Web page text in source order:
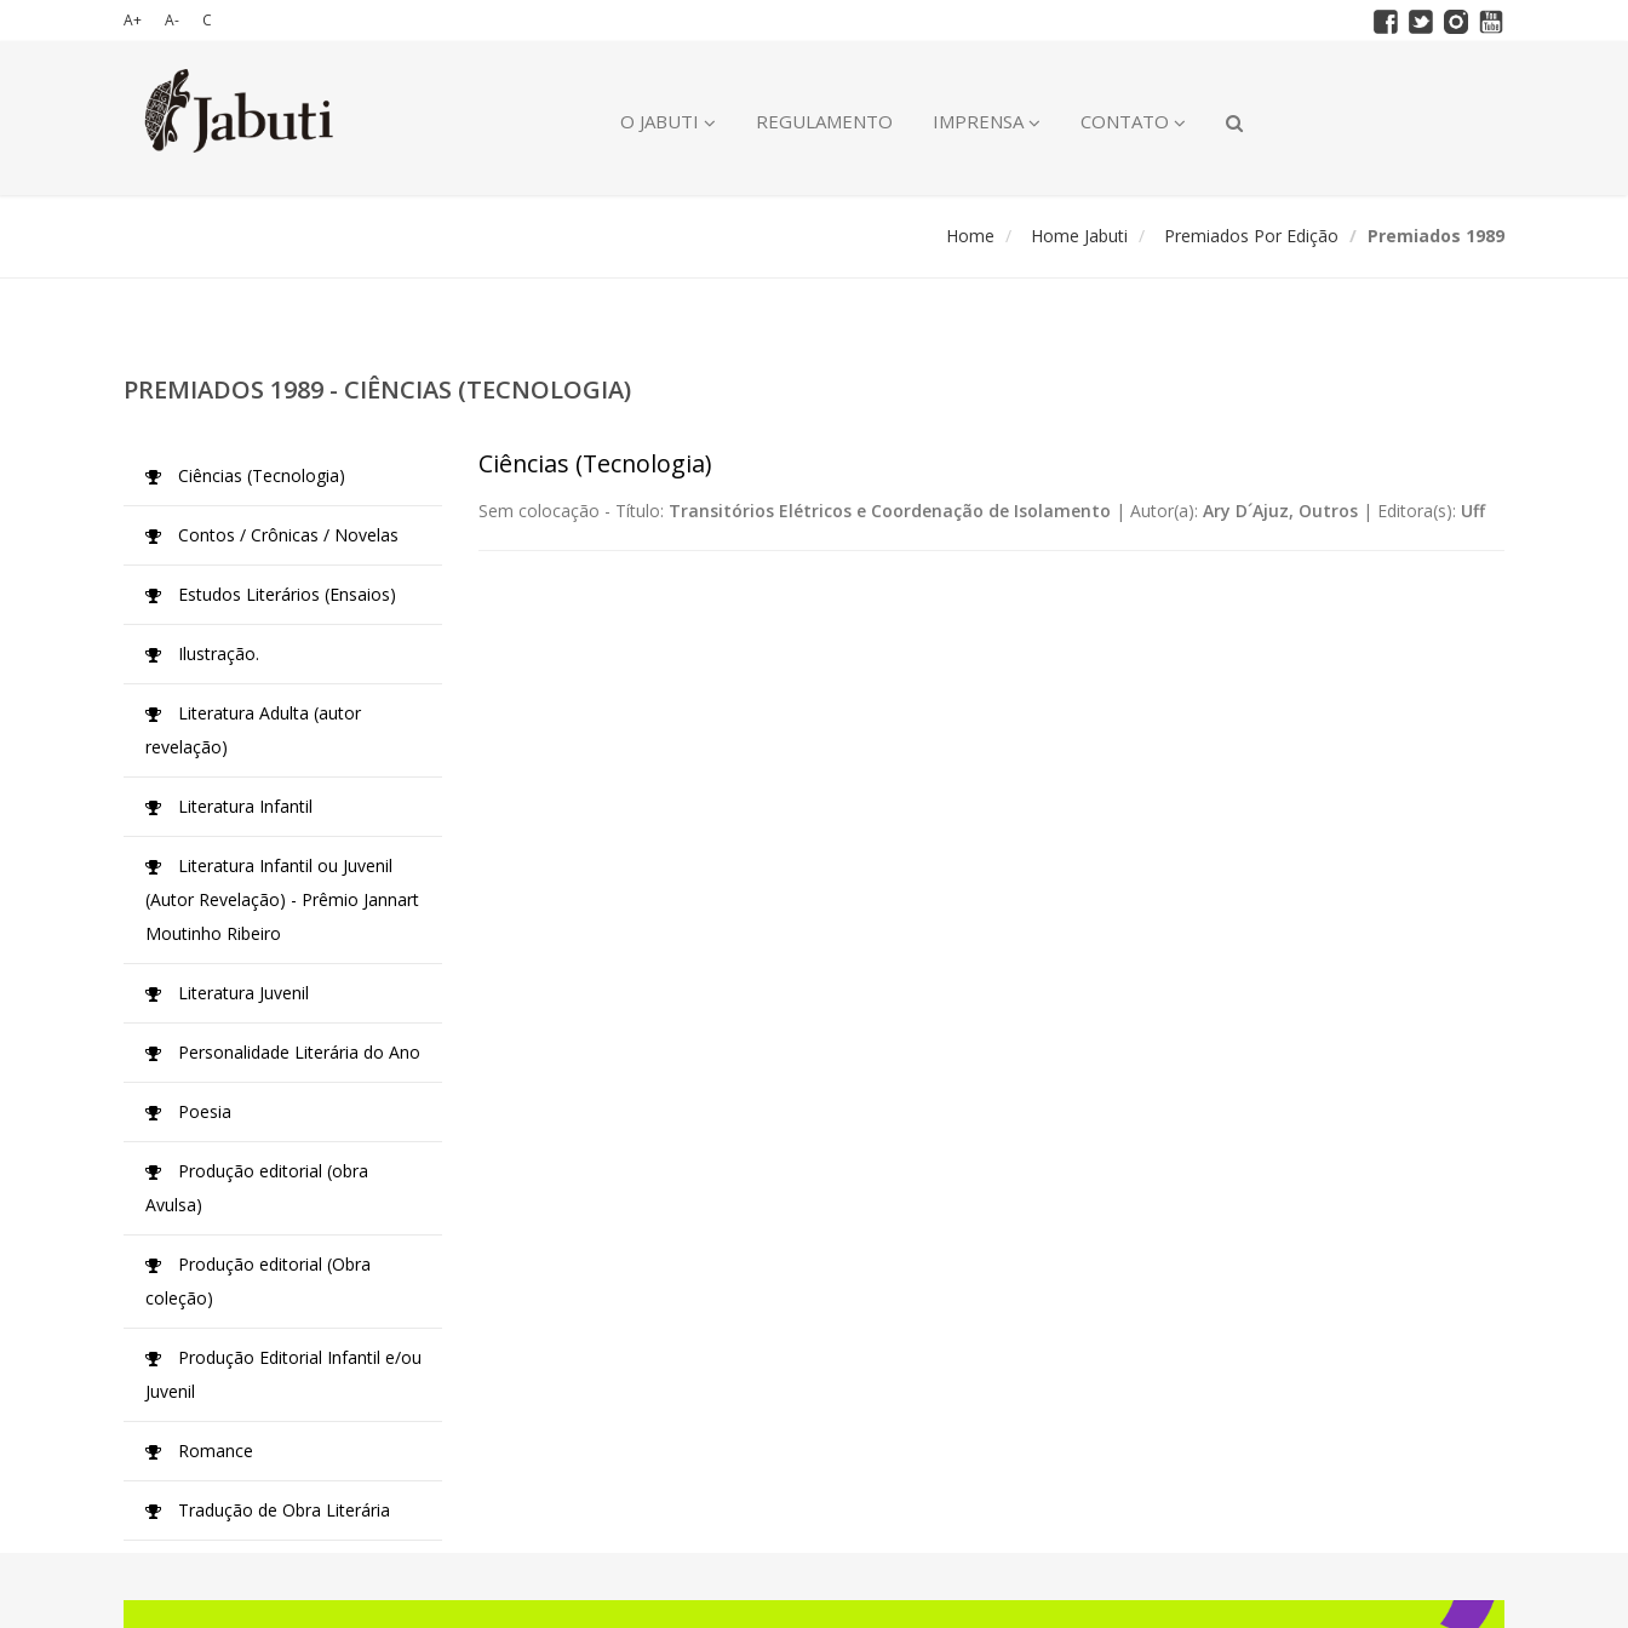
A+ A- C
O JABUTI REGULAMENTO IMPRENSA CONTATO
Home Home Jabuti Premiados Por Edição Premiados 1989
PREMIADOS 1989 - CIÊNCIAS (TECNOLOGIA)
Ciências (Tecnologia)
Sem colocação - Título: Transitórios Elétricos e Coordenação de Isolamento | Autor(a): Ary D´Ajuz, Outros| Editora(s): Uff
Ciências (Tecnologia)
Contos / Crônicas / Novelas
Estudos Literários (Ensaios)
Ilustração.
Literatura Adulta (autor
revelação)
Literatura Infantil
Literatura Infantil ou Juvenil
(Autor Revelação) - Prêmio Jannart
Moutinho Ribeiro
Literatura Juvenil
Personalidade Literária do Ano
Poesia
Produção editorial (obra
Avulsa)
Produção editorial (Obra
coleção)
Produção Editorial Infantil e/ou
Juvenil
Romance
Tradução de Obra Literária